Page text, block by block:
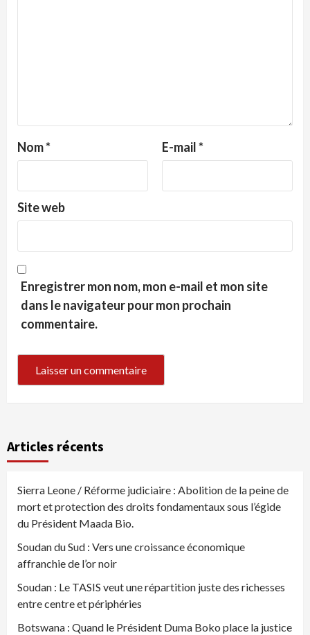
Nom* E-mail*
Site web
Enregistrer mon nom, mon e-mail et mon site
dans le navigateur pour mon prochain
commentaire.
Articles récents
Sierra Leone / Réforme judiciaire : Abolition de la peine de
mort et protection des droits fondamentaux sous l’égide
du Président Maada Bio.
Soudan du Sud : Vers une croissance économique
affranchie de l’or noir
Soudan : Le TASIS veut une répartition juste des richesses
entre centre et périphéries
Botswana : Quand le Président Duma Boko place la justice